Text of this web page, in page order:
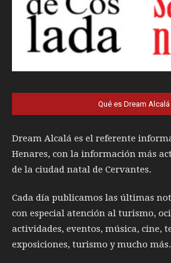
Qué es Dream Alcalá
Dream Alcalá es el referente
Henares, con la información más
de la ciudad natal de Cervantes.
Cada día publicamos las últimas
con especial atención al turismo,
actividades, eventos, música, cine,
exposiciones, turismo y mucho más.